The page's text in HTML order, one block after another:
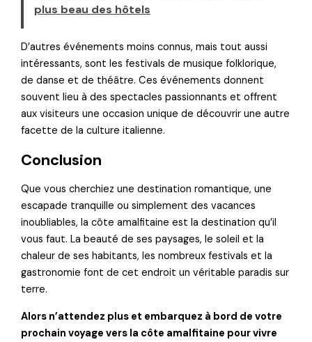
plus beau des hôtels
D’autres événements moins connus, mais tout aussi
intéressants, sont les festivals de musique folklorique,
de danse et de théâtre. Ces événements donnent
souvent lieu à des spectacles passionnants et offrent
aux visiteurs une occasion unique de découvrir une autre
facette de la culture italienne.
Conclusion
Que vous cherchiez une destination romantique, une
escapade tranquille ou simplement des vacances
inoubliables, la côte amalfitaine est la destination qu’il
vous faut. La beauté de ses paysages, le soleil et la
chaleur de ses habitants, les nombreux festivals et la
gastronomie font de cet endroit un véritable paradis sur
terre.
Alors n’attendez plus et embarquez à bord de votre
prochain voyage vers la côte amalfitaine pour vivre